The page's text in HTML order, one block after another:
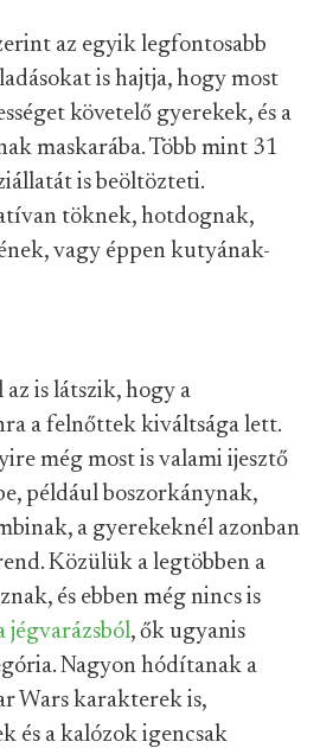
az egyik legfontosabb
is hajtja, hogy most
követelő gyerekek, és a
maskarába. Több mint 31
is beöltözteti.
töknek, hotdognak,
vagy éppen kutyának-
az is látszik, hogy a
a felnőttek kiváltsága lett.
még most is valami ijesztő
például boszorkánynak,
a gyerekeknél azonban
Közülük a legtöbben a
és ebben még nincs is
jégvarázsból, ők ugyanis
Nagyon hódítanak a
Wars karakterek is,
és a kalózok igencsak